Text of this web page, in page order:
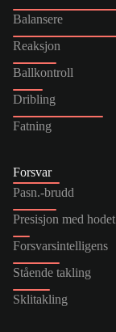
Balansere
Reaksjon
Ballkontroll
Dribling
Fatning
Forsvar
Pasn.-brudd
Presisjon med hodet
Forsvarsintelligens
Stående takling
Sklitakling